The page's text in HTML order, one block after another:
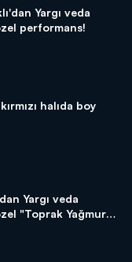
Yargı veda
performans!
halıda boy
Yargı veda
"Toprak Yağmura"